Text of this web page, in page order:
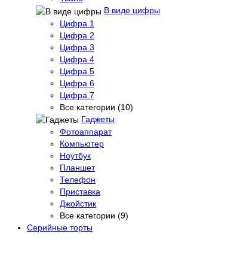
В виде цифры
Цифра 1
Цифра 2
Цифра 3
Цифра 4
Цифра 5
Цифра 6
Цифра 7
Все категории (10)
Гаджеты
Фотоаппарат
Компьютер
Ноутбук
Планшет
Телефон
Приставка
Джойстик
Все категории (9)
Серийные торты